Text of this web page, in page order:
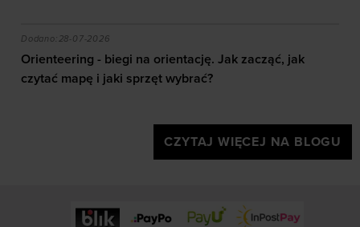
efekty daje trening?
Orienteering - biegi na orientację. Jak zacząć, jak
Dodano:28-07-2026
Orienteering - biegi na orientację. Jak zacząć, jak
czytać mapę i jaki sprzęt wybrać?
CZYTAJ WIĘCEJ NA BLOGU